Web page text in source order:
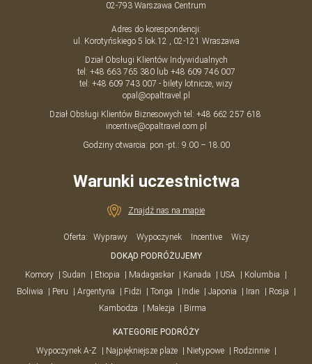
02-793 Warszawa Centrum
Adres do korespondencji:
ul. Korotyńskiego 5 lok.12 , 02-121 Wraszawa
Dział Obsługi Klientów Indywidualnych
tel: +48 663 765 380lub +48 609 746 007
tel: +48 609 743 007 - bilety lotnicze, wizy
opal@opaltravel.pl
Dział Obsługi Klientów Biznesowych tel: +48 662 257 618
incentive@opaltravel.com.pl
Godziny otwarcia: pon.-pt.: 9.00 – 18.00
Warunki uczestnictwa
Znajdź nas na mapie
Oferta: Wyprawy Wypoczynek Incentive
Wizy
DOKĄD PODRÓŻUJEMY
Komory
Sudan Etiopia Madagaskar Kanada USA
Kolumbia
Boliwia
Peru Argentyna Fidżi Tonga Indie Japonia Iran
Rosja
Kambodża
Malezja Birma
KATEGORIE PODRÓŻY
Wypoczynek A-Z
Najpiękniejsze plaże Nietypowe
Rodzinnie